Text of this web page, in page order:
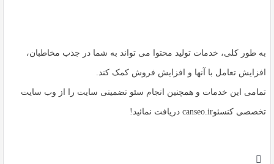
به طور کلی، خدمات تولید محتوا می تواند به شما در جذب مخاطبان،
افزایش تعامل با آنها و افزایش فروش کمک کند.
تمامی این خدمات و همچنین انجام سئو تضمینی سایت را از وب سایت
تخصصی کنسئوcanseo.ir دریافت نمائید!